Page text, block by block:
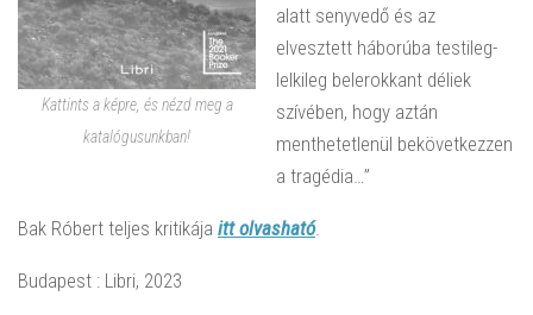
Kattints a képre, és nézd meg a
katalógusunkban!
alatt senyvedő és az
elvesztett háborúba testileg-
lelkileg belerokkant déliek
szívében, hogy aztán
menthetetlenül bekövetkezzen
a tragédia…”
Bak Róbert teljes kritikája itt olvasható.
Budapest : Libri, 2023